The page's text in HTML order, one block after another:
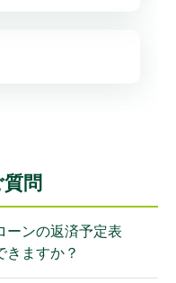
問
ーンの返済予定表
きますか？